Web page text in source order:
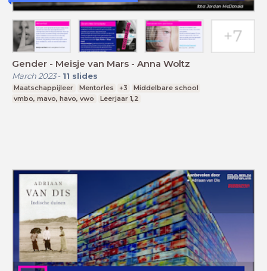
Gender - Meisje van Mars - Anna Woltz
March 2023- 11 slides
Maatschappijleer Mentorles +3
Middelbare school
vmbo, mavo, havo, vwo
Leerjaar 1,2